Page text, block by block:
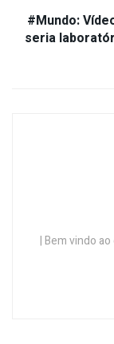
#Mundo:
seria
| Bem vindo